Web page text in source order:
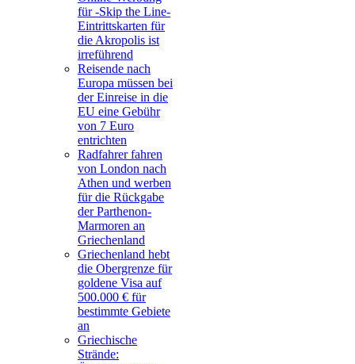
für -Skip the Line-
Eintrittskarten für
die Akropolis ist
irreführend
Reisende nach
Europa müssen bei
der Einreise in die
EU eine Gebühr
von 7 Euro
entrichten
Radfahrer fahren
von London nach
Athen und werben
für die Rückgabe
der Parthenon-
Marmoren an
Griechenland
Griechenland hebt
die Obergrenze für
goldene Visa auf
500.000 € für
bestimmte Gebiete
an
Griechische
Strände: